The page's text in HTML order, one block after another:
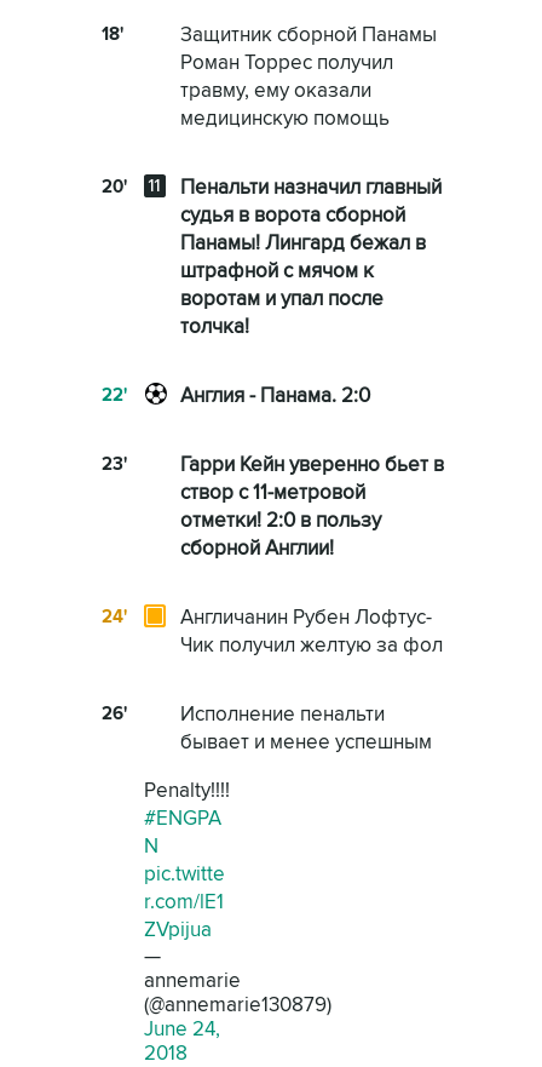
18'
Защитник сборной Панамы
Роман Торрес получил
травму, ему оказали
медицинскую помощь
20'
Пенальти назначил главный
судья в ворота сборной
Панамы! Лингард бежал в
штрафной с мячом к
воротам и упал после
толчка!
22' Англия - Панама. 2:0
23'
Гарри Кейн уверенно бьет в
створ с 11-метровой
отметки! 2:0 в пользу
сборной Англии!
24'
Англичанин Рубен Лофтус-
Чик получил желтую за фол
26'
Исполнение пенальти
бывает и менее успешным
Penalty!!!!
#ENGPA
N
pic.twitte
r.com/lE1
ZVpijua
—
annemarie
(@annemarie130879)
June 24,
2018